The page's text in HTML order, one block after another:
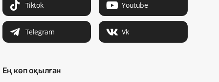
Tiktok Youtube
Telegram Vk
Ең көп оқылған